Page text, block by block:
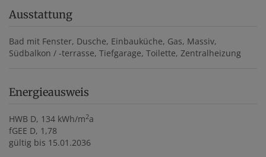
Ausstattung
Bad mit Fenster Dusche Einbauküche Gas Massiv
Südbalkon / -terrasse Tiefgarage Toilette Zentralheizung
Energieausweis
HWB D, 134 kWh/m2a
fGEE D, 1,78
gültig bis 15.01.2036